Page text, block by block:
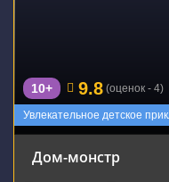
Увлекательное детское
10+ 9.8 (оценок - 4)
Дом-монстр